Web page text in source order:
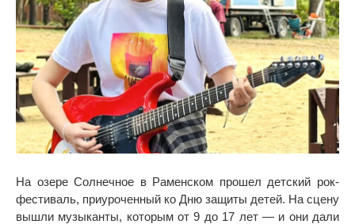
На озере Солнечное в Раменском прошел детский рок-
фестиваль, приуроченный ко Дню защиты детей. На сцену
вышли музыканты, которым от 9 до 17 лет — и они дали